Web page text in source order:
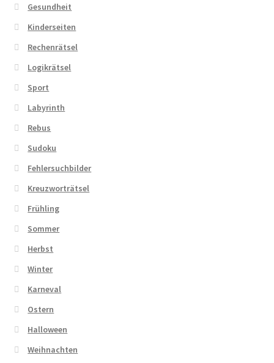
Gesundheit
Kinderseiten
Rechenrätsel
Logikrätsel
Sport
Labyrinth
Rebus
Sudoku
Fehlersuchbilder
Kreuzworträtsel
Frühling
Sommer
Herbst
Winter
Karneval
Ostern
Halloween
Weihnachten